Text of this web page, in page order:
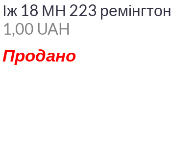
Іж 18 МН 223 ремінгтон
1,00 UAH
Продано